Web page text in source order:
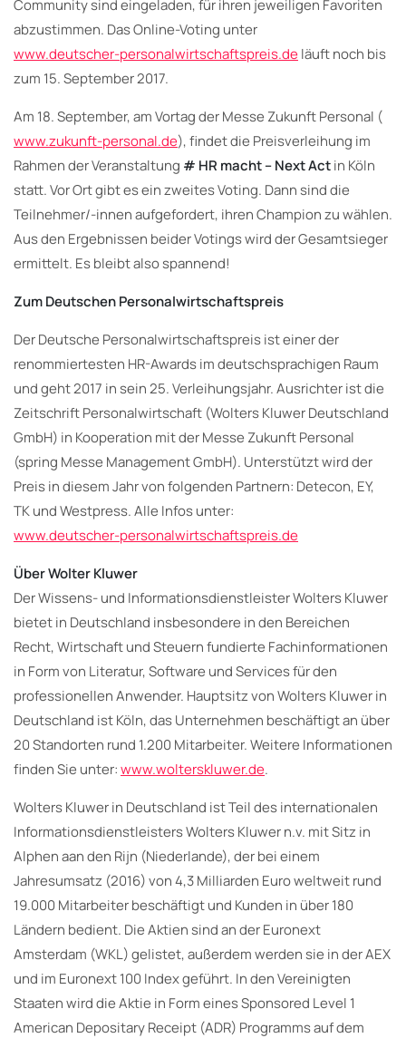
Community sind eingeladen, für ihren jeweiligen Favoriten
abzustimmen. Das Online-Voting unter
www.deutscher-personalwirtschaftspreis.deläuft noch bis
zum 15. September 2017.
Am 18. September, am Vortag der Messe Zukunft Personal (
www.zukunft-personal.de), findet die Preisverleihung im
Rahmen der Veranstaltung # HR macht – Next Actin Köln
statt. Vor Ort gibt es ein zweites Voting. Dann sind die
Teilnehmer/-innen aufgefordert, ihren Champion zu wählen.
Aus den Ergebnissen beider Votings wird der Gesamtsieger
ermittelt. Es bleibt also spannend!
Zum Deutschen Personalwirtschaftspreis
Der Deutsche Personalwirtschaftspreis ist einer der
renommiertesten HR-Awards im deutschsprachigen Raum
und geht 2017 in sein 25. Verleihungsjahr. Ausrichter ist die
Zeitschrift Personalwirtschaft (Wolters Kluwer Deutschland
GmbH) in Kooperation mit der Messe Zukunft Personal
(spring Messe Management GmbH). Unterstützt wird der
Preis in diesem Jahr von folgenden Partnern: Detecon, EY,
TK und Westpress. Alle Infos unter:
www.deutscher-personalwirtschaftspreis.de
Über Wolter Kluwer
Der Wissens- und Informationsdienstleister Wolters Kluwer
bietet in Deutschland insbesondere in den Bereichen
Recht, Wirtschaft und Steuern fundierte Fachinformationen
in Form von Literatur, Software und Services für den
professionellen Anwender. Hauptsitz von Wolters Kluwer in
Deutschland ist Köln, das Unternehmen beschäftigt an über
20 Standorten rund 1.200 Mitarbeiter. Weitere Informationen
finden Sie unter:www.wolterskluwer.de.
Wolters Kluwer in Deutschland ist Teil des internationalen
Informationsdienstleisters Wolters Kluwer n.v. mit Sitz in
Alphen aan den Rijn (Niederlande), der bei einem
Jahresumsatz (2016) von 4,3 Milliarden Euro weltweit rund
19.000 Mitarbeiter beschäftigt und Kunden in über 180
Ländern bedient. Die Aktien sind an der Euronext
Amsterdam (WKL) gelistet, außerdem werden sie in der AEX
und im Euronext 100 Index geführt. In den Vereinigten
Staaten wird die Aktie in Form eines Sponsored Level 1
American Depositary Receipt (ADR) Programms auf dem